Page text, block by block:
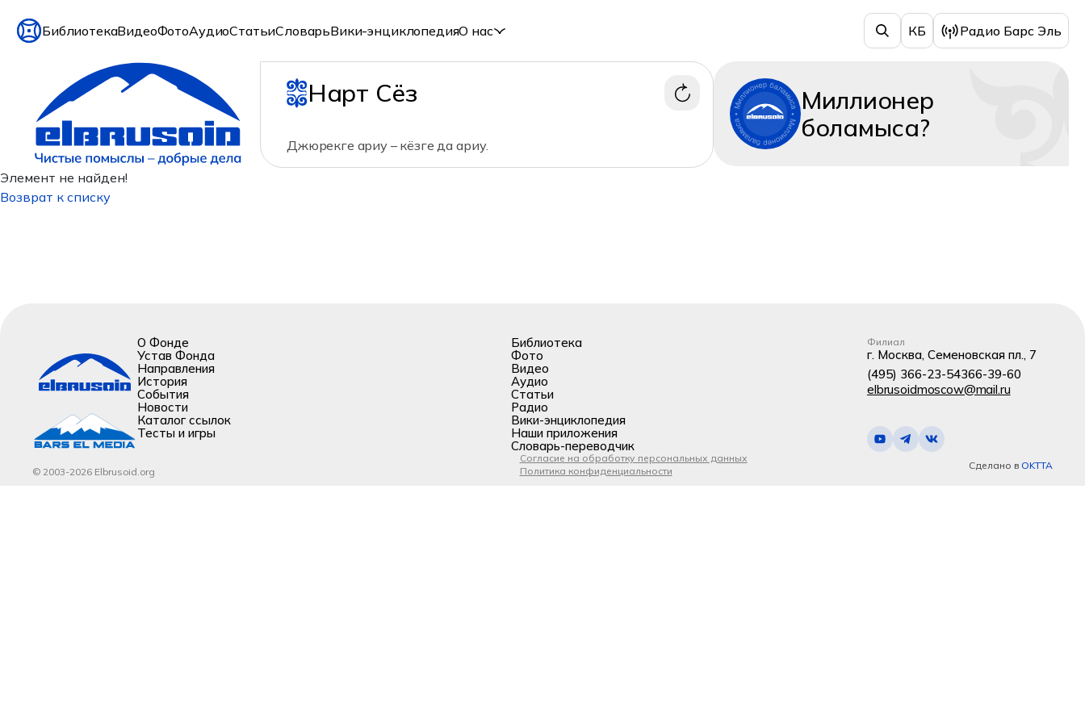
БиблиотекаВидеоФотоАудиоСтатьиСловарьВики-энциклопедияО нас КБ Радио Барс Эль
Нарт Сёз
Джюрекге ариу – кёзге да ариу.
Миллионер
боламыса?
Элемент не найден!
Возврат к списку
О Фонде
Устав Фонда
Направления
История
События
Новости
Каталог ссылок
Тесты и игры
Библиотека
Фото
Видео
Аудио
Статьи
Радио
Вики-энциклопедия
Наши приложения
Словарь-переводчик
Филиал
г. Москва, Семеновская пл., 7
(495) 366-23-54366-39-60
elbrusoidmoscow@mail.ru
© 2003-2026 Elbrusoid.org
Согласие на обработку персональных данных
Политика конфиденциальности
Сделано в OKTTA